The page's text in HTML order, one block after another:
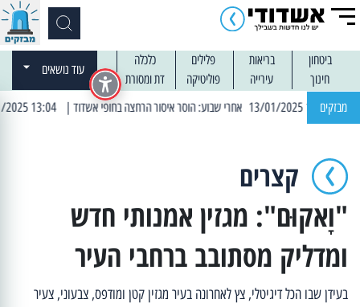
ביטחון בריאות פלילים
כלכלה
חינוך
עירייה פוליטיקה דת ומסורת
עוד נושאים
מבזקים | 13:04 14/01/2025 עובדים בלילות: עבודות קרצוף וריבוד אספלט
קצרים
"וָאקוּם": מגזין אמנותי חדש
ומדליק מסתובב ברחבי העיר
בעידן שבו הכל דיגיטלי, צץ לאחרונה בעיר מגזין קטן ומודפס, צבעוני, צעיר